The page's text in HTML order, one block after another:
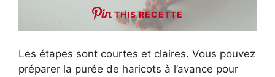
THIS RECETTE
Les étapes sont courtes et claires. Vous pouvez
préparer la purée de haricots à l’avance pour